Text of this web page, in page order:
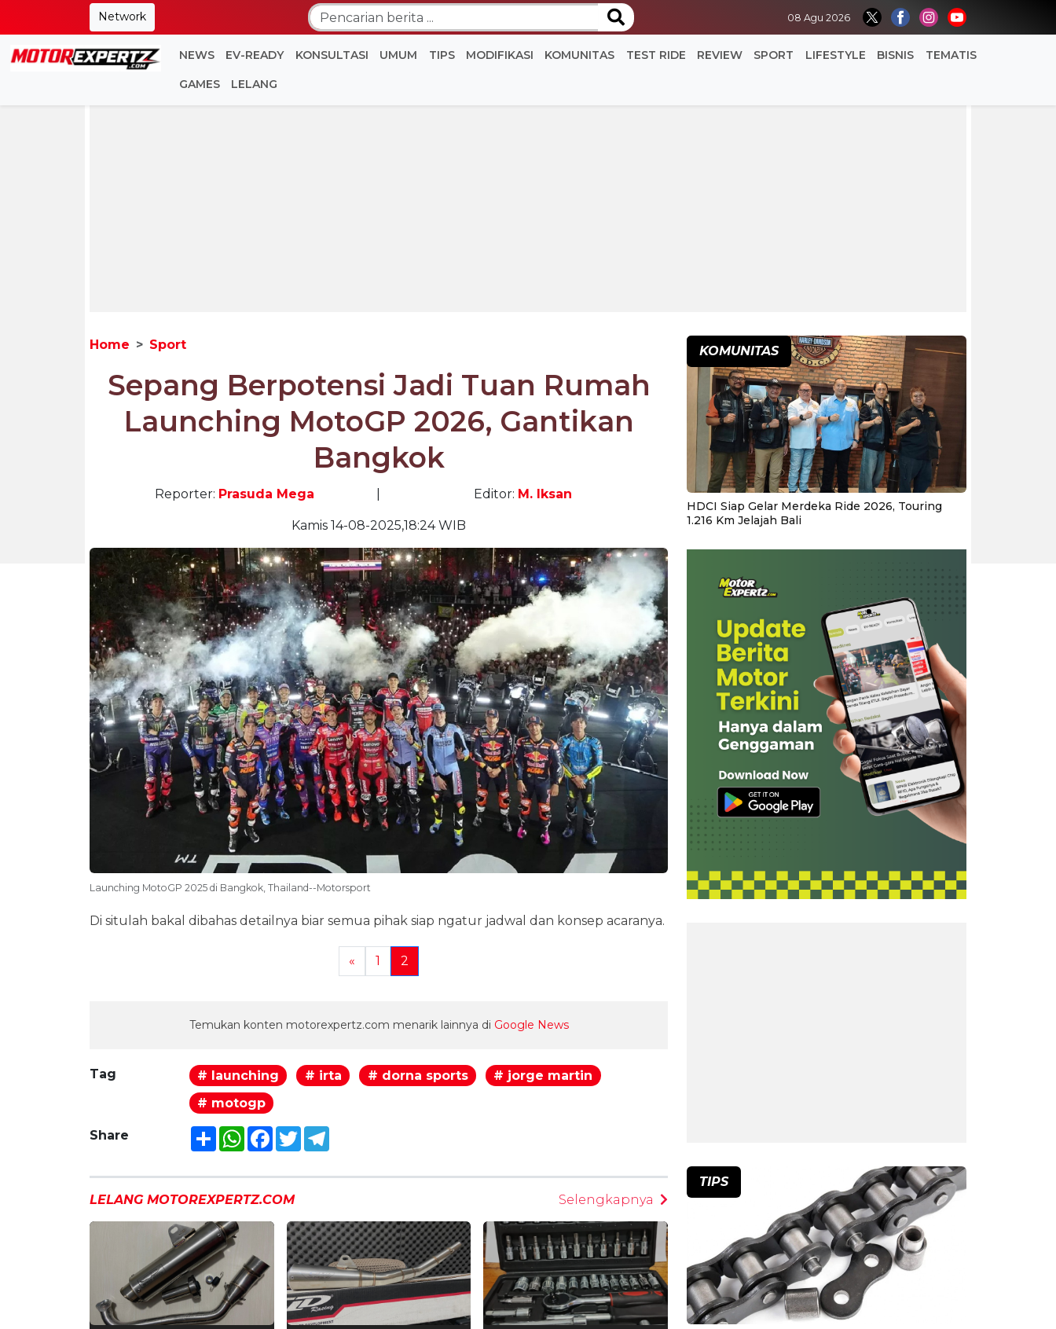
Network 08 Agu 2026
NEWS EV-READY KONSULTASI UMUM TIPS MODIFIKASI KOMUNITAS TEST RIDE REVIEW SPORT LIFESTYLE BISNIS TEMATIS
GAMES LELANG
Home Sport
Sepang Berpotensi Jadi Tuan Rumah
Launching MotoGP 2026, Gantikan
Bangkok
Reporter: Prasuda Mega Editor: M. Iksan
Kamis 14-08-2025,18:24 WIB
Launching MotoGP 2025 di Bangkok, Thailand--Motorsport
Di situlah bakal dibahas detailnya biar semua pihak siap ngatur jadwal dan konsep acaranya.
« 1 2
Temukan konten motorexpertz.com menarik lainnya di Google News
Tag # launching # irta # dorna sports
# jorge martin
# motogp
Share ShareWhatsApp
Facebook
TwitterTelegram
LELANG MOTOREXPERTZ.COM Selengkapnya
KOMUNITAS
HDCI Siap Gelar Merdeka Ride 2026, Touring
1.216 Km Jelajah Bali
TIPS